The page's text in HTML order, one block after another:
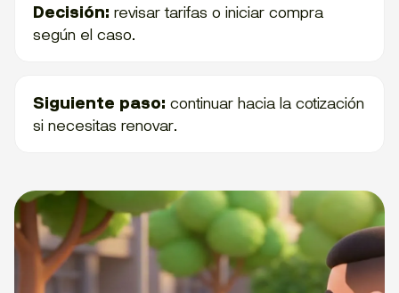
Decisión: revisar tarifas o iniciar compra
según el caso.
Siguiente paso: continuar hacia la cotización
si necesitas renovar.